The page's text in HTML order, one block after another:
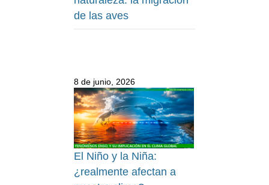
de las aves
8 de junio, 2026
El Niño y la Niña:
¿realmente afectan a